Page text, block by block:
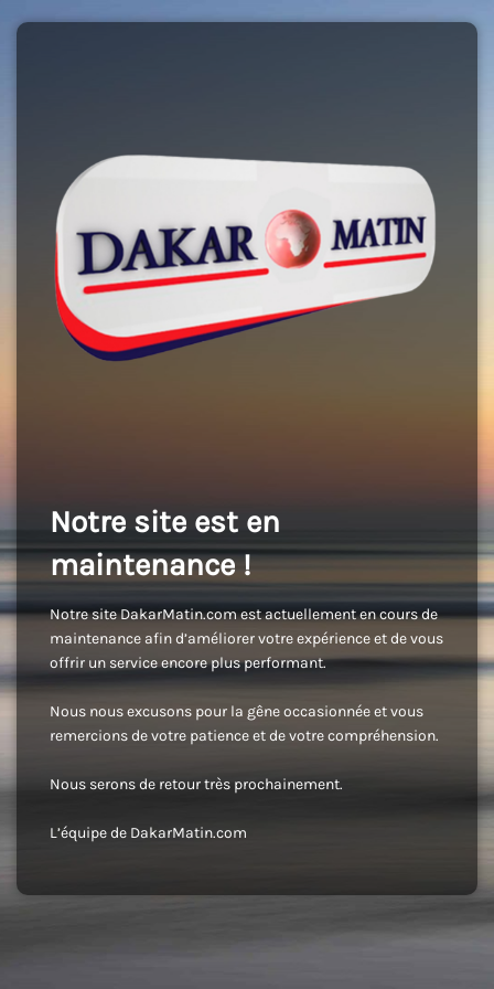
Notre site est en
maintenance !
Notre site DakarMatin.com est actuellement en cours de
maintenance afin d’améliorer votre expérience et de vous
offrir un service encore plus performant.
Nous nous excusons pour la gêne occasionnée et vous
remercions de votre patience et de votre compréhension.
Nous serons de retour très prochainement.
L’équipe de DakarMatin.com